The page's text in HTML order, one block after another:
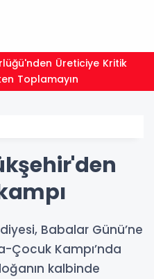
Toplamayın
Babalar Günü’ne
Çocuk Kampı’nda
kalbinde